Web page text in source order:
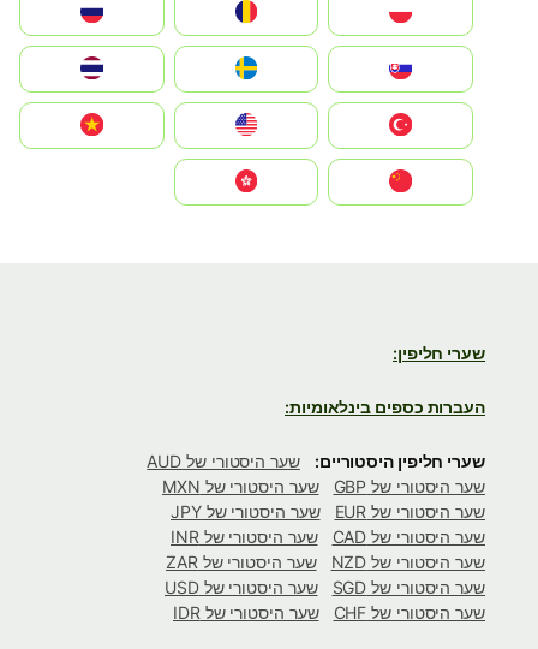
România
Slovensko
United States
Vietnam
שערי חליפין:
העברות כספים בינלאומיות:
שערי חליפין היסטוריים:
שער היסטורי של AUD
שער היסטורי של GBP
שער היסטורי של MXN
שער היסטורי של EUR
שער היסטורי של JPY
שער היסטורי של CAD
שער היסטורי של INR
שער היסטורי של NZD
שער היסטורי של ZAR
שער היסטורי של SGD
שער היסטורי של USD
שער היסטורי של CHF
שער היסטורי של IDR